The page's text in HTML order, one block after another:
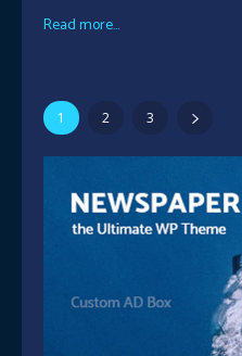
Read more...
1 2 3